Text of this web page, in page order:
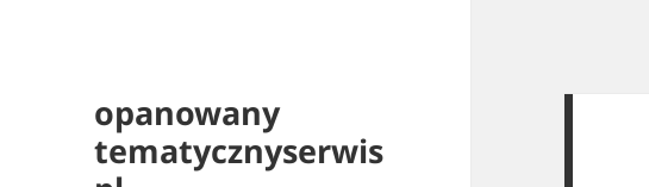
opanowany
tematycznyserwis